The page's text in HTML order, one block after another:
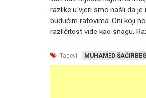
razlike u vjeri smo našli da
budućim ratovima. Oni koji
različitost vide kao snagu.
Tagovi: MUHAMED